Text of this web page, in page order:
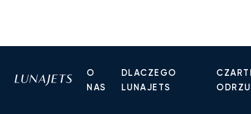
O
NAS
DLACZEGO
LUNAJETS